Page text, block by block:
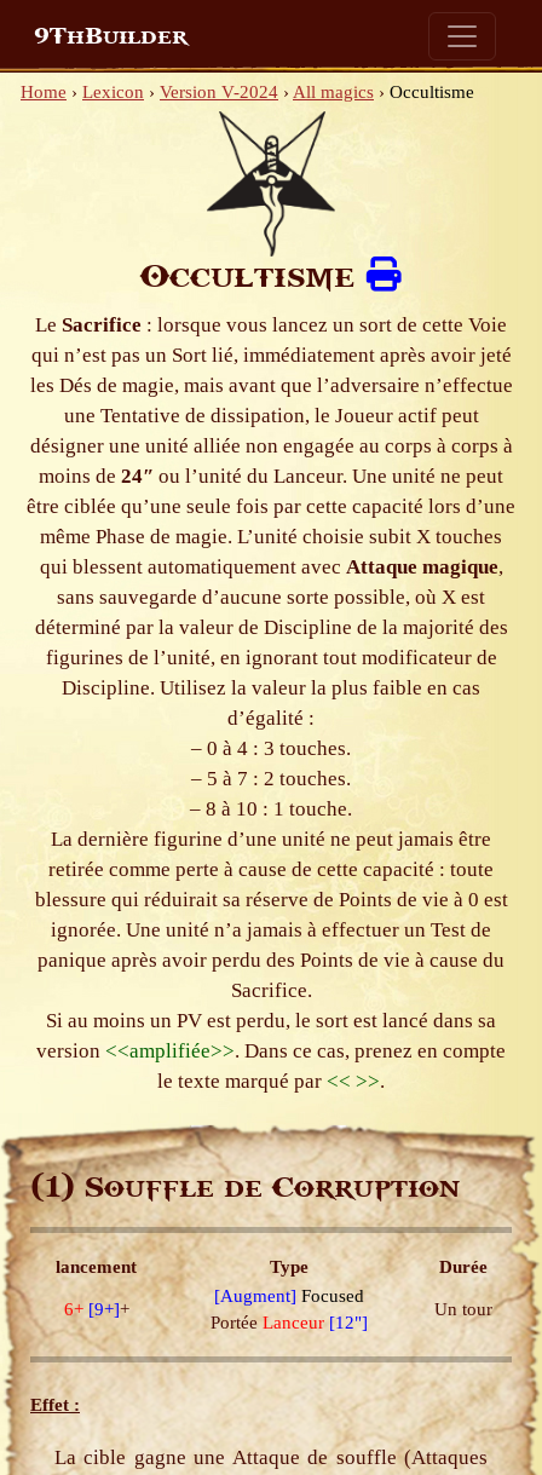
9ThBuilder
Home › Lexicon › Version V-2024 › All magics › Occultisme
Occultisme
Le Sacrifice : lorsque vous lancez un sort de cette Voie
qui n’est pas un Sort lié, immédiatement après avoir jeté
les Dés de magie, mais avant que l’adversaire n’effectue
une Tentative de dissipation, le Joueur actif peut
désigner une unité alliée non engagée au corps à corps à
moins de 24″ ou l’unité du Lanceur. Une unité ne peut
être ciblée qu’une seule fois par cette capacité lors d’une
même Phase de magie. L’unité choisie subit X touches
qui blessent automatiquement avec Attaque magique,
sans sauvegarde d’aucune sorte possible, où X est
déterminé par la valeur de Discipline de la majorité des
figurines de l’unité, en ignorant tout modificateur de
Discipline. Utilisez la valeur la plus faible en cas
d’égalité :
– 0 à 4 : 3 touches.
– 5 à 7 : 2 touches.
– 8 à 10 : 1 touche.
La dernière figurine d’une unité ne peut jamais être
retirée comme perte à cause de cette capacité : toute
blessure qui réduirait sa réserve de Points de vie à 0 est
ignorée. Une unité n’a jamais à effectuer un Test de
panique après avoir perdu des Points de vie à cause du
Sacrifice.
Si au moins un PV est perdu, le sort est lancé dans sa
version <<amplifiée>>. Dans ce cas, prenez en compte
le texte marqué par << >>.
(1)Souffle de Corruption
lancement Type Durée
6+ [9+]+
[Augment] Focused
PortéeLanceur [12"]
Un tour
Effet :
La cible gagne une Attaque de souffle (Attaques